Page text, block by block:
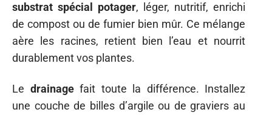
substrat spécial potager, léger, nutritif, enrichi
de compost ou de fumier bien mûr. Ce mélange
aère les racines, retient bien l’eau et nourrit
durablement vos plantes.
Le drainagefait toute la différence. Installez
une couche de billes d’argile ou de graviers au